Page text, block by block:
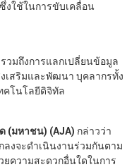
งใช้ในการขับเคลื่อน
วมถึงการแลกเปลี่ยนข้อมูล
เสริมและพัฒนา บุคลากรทั้ง
คโนโลยีดิจิทัล
(มหาชน) (AJA) กล่าวว่า
งจะดำเนินงานร่วมกันตาม
ความสะดวกอื่นใดในการ